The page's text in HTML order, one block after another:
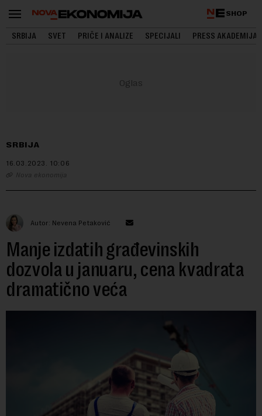
SHOP
SRBIJA SVET PRIČE I ANALIZE SPECIJALI PRESS AKADEMIJA
SRBIJA
16.03.2023. 10:06
Nova ekonomija
Autor: Nevena Petaković
Manje izdatih građevinskih
dozvola u januaru, cena kvadrata
dramatično veća